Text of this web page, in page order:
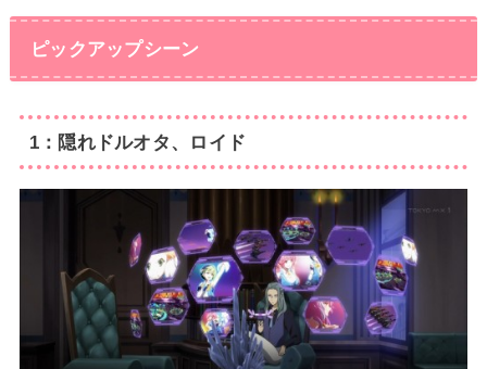
ピックアップシーン
1：隠れドルオタ、ロイド